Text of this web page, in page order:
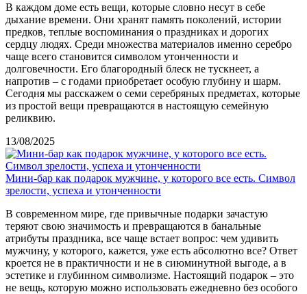
В каждом доме есть вещи, которые словно несут в себе
дыхание времени. Они хранят память поколений, истории
предков, теплые воспоминания о праздниках и дорогих
сердцу людях. Среди множества материалов именно серебро
чаще всего становится символом утонченности и
долговечности. Его благородный блеск не тускнеет, а
напротив – с годами приобретает особую глубину и шарм.
Сегодня мы расскажем о семи серебряных предметах, которые
из простой вещи превращаются в настоящую семейную
реликвию.
13/08/2025
Мини-бар как подарок мужчине, у которого все есть. Символ
зрелости, успеха и утонченности
В современном мире, где привычные подарки зачастую
теряют свою значимость и превращаются в банальные
атрибуты праздника, все чаще встает вопрос: чем удивить
мужчину, у которого, кажется, уже есть абсолютно все? Ответ
кроется не в практичности и не в сиюминутной выгоде, а в
эстетике и глубинном символизме. Настоящий подарок – это
не вещь, которую можно использовать ежедневно без особого